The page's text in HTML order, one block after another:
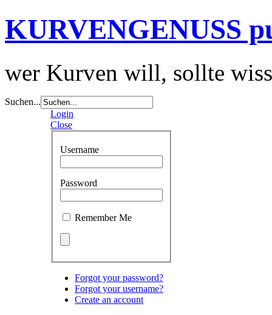
KURVENGENUSS
wer Kurven will, sollte
Suchen...
Login
Close
Username
Password
Remember Me
Forgot your password?
Forgot your username?
Create an account